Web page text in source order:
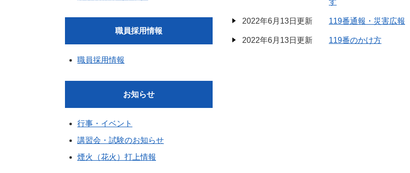
す
2022年6月13日更新 119番通報・災害広報
2022年6月13日更新 119番のかけ方
職員採用情報
職員採用情報
お知らせ
行事・イベント
講習会・試験のお知らせ
煙火（花火）打上情報